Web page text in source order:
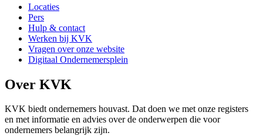
Locaties
Pers
Hulp & contact
Werken bij KVK
Vragen over onze website
Digitaal Ondernemersplein
Over KVK
KVK biedt ondernemers houvast. Dat doen we met onze registers
en met informatie en advies over de onderwerpen die voor
ondernemers belangrijk zijn.